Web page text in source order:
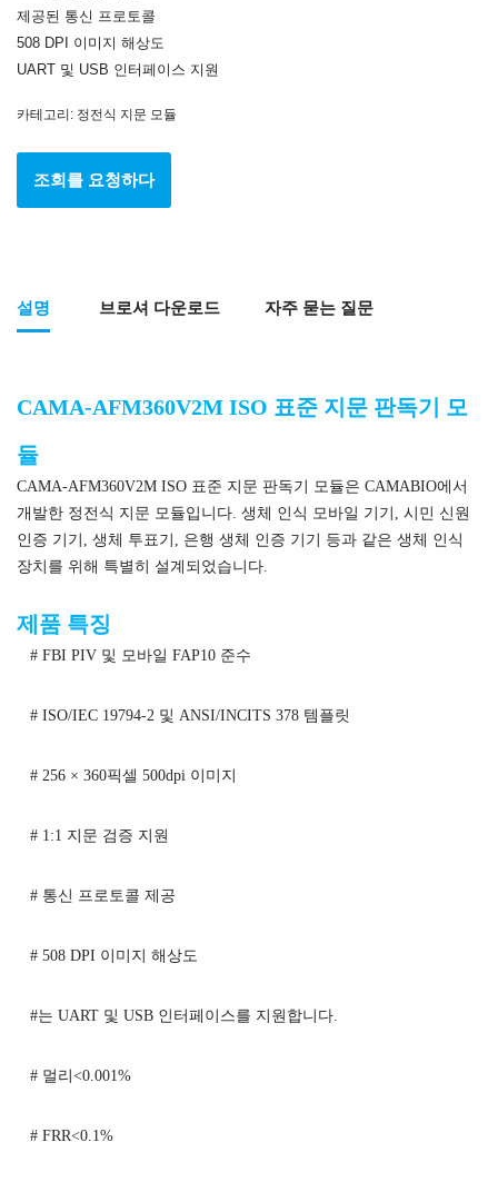
제공된 통신 프로토콜
508 DPI 이미지 해상도
UART 및 USB 인터페이스 지원
카테고리: 정전식 지문 모듈
조회를 요청하다
설명 브로셔 다운로드 자주 묻는 질문
CAMA-AFM360V2M ISO 표준 지문 판독기 모
듈
CAMA-AFM360V2M ISO 표준 지문 판독기 모듈은 CAMABIO에서
개발한 정전식 지문 모듈입니다. 생체 인식 모바일 기기, 시민 신원
인증 기기, 생체 투표기, 은행 생체 인증 기기 등과 같은 생체 인식
장치를 위해 특별히 설계되었습니다.
제품 특징
# FBI PIV 및 모바일 FAP10 준수
# ISO/IEC 19794-2 및 ANSI/INCITS 378 템플릿
# 256 × 360픽셀 500dpi 이미지
# 1:1 지문 검증 지원
# 통신 프로토콜 제공
# 508 DPI 이미지 해상도
#는 UART 및 USB 인터페이스를 지원합니다.
# 멀리<0.001%
# FRR<0.1%